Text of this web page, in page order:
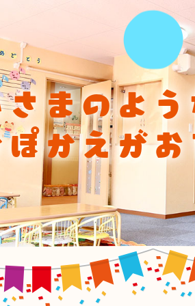
まのよう
かえがお